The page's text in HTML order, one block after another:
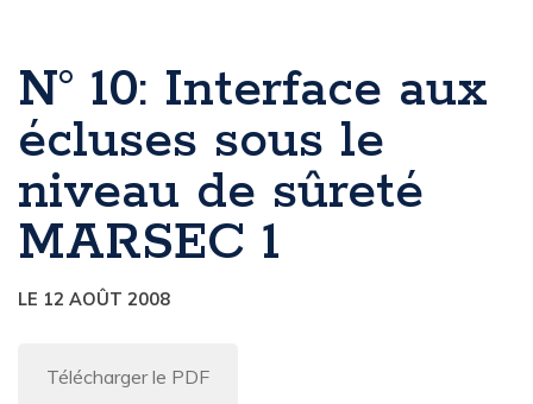
N° 10: Interface aux
écluses sous le
niveau de sûreté
MARSEC 1
LE 12 AOÛT 2008
Télécharger le PDF